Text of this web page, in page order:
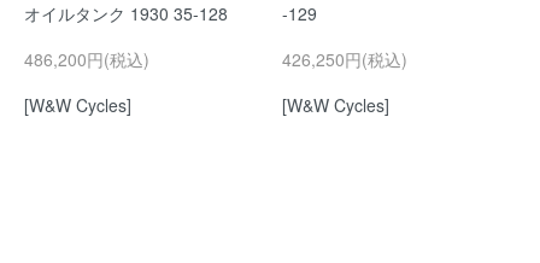
オイルタンク 1930 35-128
486,200円(税込)
[W&W Cycles]
-129
426,250円(税込)
[W&W Cycles]